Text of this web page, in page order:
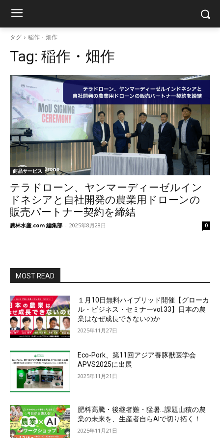
タグ 稲作・畑作
Tag: 稲作・畑作
商品サービス
テラドローン、ヤンマーディーゼルイン
ドネシアと自社開発の農業用ドローンの
販売パートナー契約を締結
農林水産.com 編集部 - 2025年8月28日 0
MOST READ
１月10日無料ハイブリッド開催【グローカ
ル・ビジネス・セミナーvol.33】日本の農
業はなぜ成長できないのか
2025年11月27日
Eco-Pork、第11回アジア養豚獣医学会
APVS2025に出展
2025年11月21日
肥料高騰・後継者難・猛暑…課題山積の農
業の未来を、生産者自らAIで切り拓く！
2025年11月21日